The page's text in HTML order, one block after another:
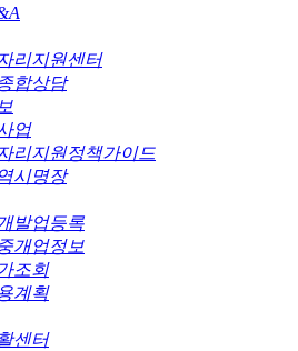
리지원센터
합상담
업
리지원정책가이드
시명장
발업등록
개업정보
조회
계획
센터